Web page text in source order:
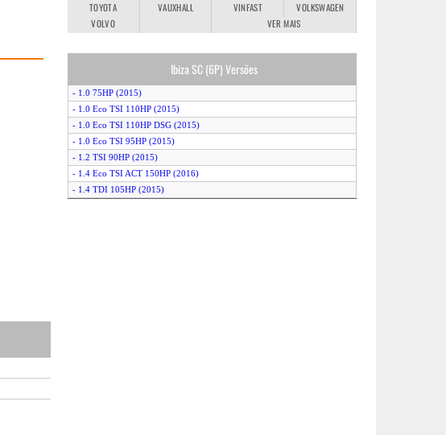
TOYOTA
VAUXHALL VINFAST
VOLKSWAGEN
VOLVO
VER MAIS
Ibiza SC (6P) Versões
- 1.0 75HP (2015)
- 1.0 Eco TSI 110HP (2015)
- 1.0 Eco TSI 110HP DSG (2015)
- 1.0 Eco TSI 95HP (2015)
- 1.2 TSI 90HP (2015)
- 1.4 Eco TSI ACT 150HP (2016)
- 1.4 TDI 105HP (2015)